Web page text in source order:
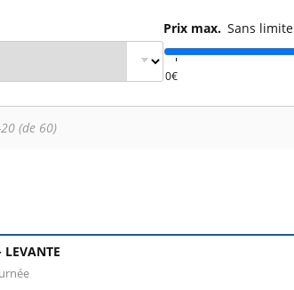
Prix max. Sans limite
(de 60)
1 : date, horaire et stade. Colonne 2 :
LEVANTE